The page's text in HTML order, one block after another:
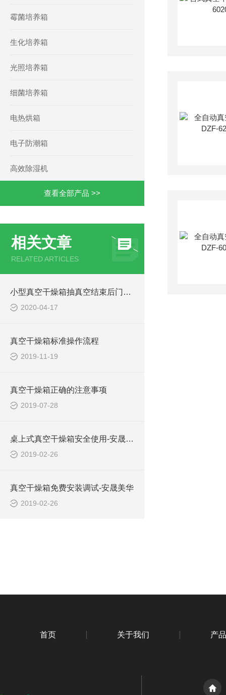
霉菌培养箱
生化培养箱
光照培养箱
细菌培养箱
电热烘箱
电子防潮箱
高效除湿机
查看全部产品 >>
相关文章
RELATED ARTICLES
小型真空干燥箱抽真空结束后门打不开
2020-04-17
真空干燥箱标准操作流程
2019-11-19
真空干燥箱正确的注意事项
2019-07-28
桌上式真空干燥箱安全使用-安晟美华
2019-02-26
真空干燥箱免费安装调试-安晟美华
2019-02-26
首页 关于我们 产